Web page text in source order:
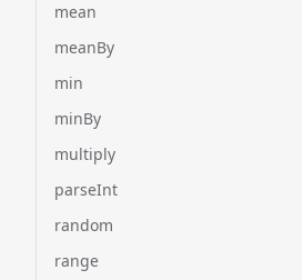
mean
meanBy
min
minBy
multiply
parseInt
random
range